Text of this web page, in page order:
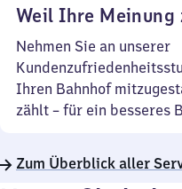
Weil Ihre Meinung
Nehmen Sie an unserer
Ihren Bahnhof
zählt – für ein besseres
Zum Überblick aller